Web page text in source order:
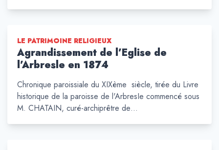
LE PATRIMOINE RELIGIEUX
Agrandissement de l’Eglise de
l’Arbresle en 1874
Chronique paroissiale du XIXème siècle, tirée du Livre
historique de la paroisse de l'ArbresIe commencé sous
M. CHATAIN, curé-archiprêtre de…